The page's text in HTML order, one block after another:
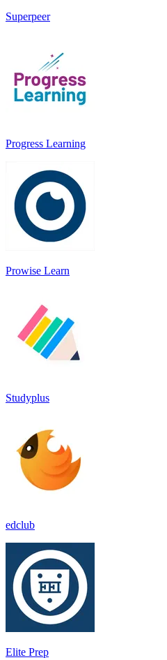
Superpeer
Progress Learning
Prowise Learn
Studyplus
edclub
Elite Prep